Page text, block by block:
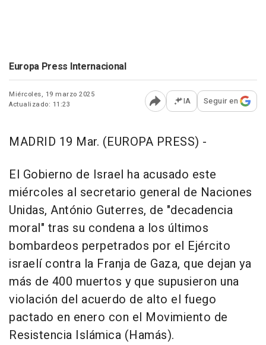
Europa Press Internacional
Miércoles, 19 marzo 2025
Actualizado: 11:23
Abrir opciones para
IA Seguir en
MADRID 19 Mar. (EUROPA PRESS) -
El Gobierno de Israel ha acusado este
miércoles al secretario general de Naciones
Unidas, António Guterres, de "decadencia
moral" tras su condena a los últimos
bombardeos perpetrados por el Ejército
israelí contra la Franja de Gaza, que dejan ya
más de 400 muertos y que supusieron una
violación del acuerdo de alto el fuego
pactado en enero con el Movimiento de
Resistencia Islámica (Hamás).